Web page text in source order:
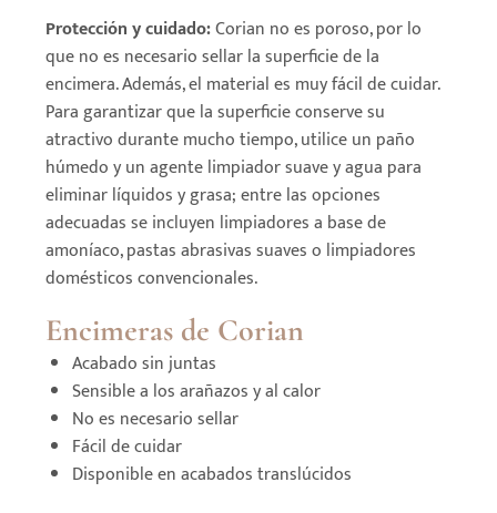
Protección y cuidado:Corian no es poroso, por lo
que no es necesario sellar la superficie de la
encimera. Además, el material es muy fácil de cuidar.
Para garantizar que la superficie conserve su
atractivo durante mucho tiempo, utilice un paño
húmedo y un agente limpiador suave y agua para
eliminar líquidos y grasa; entre las opciones
adecuadas se incluyen limpiadores a base de
amoníaco, pastas abrasivas suaves o limpiadores
domésticos convencionales.
Encimeras de Corian
Acabado sin juntas
Sensible a los arañazos y al calor
No es necesario sellar
Fácil de cuidar
Disponible en acabados translúcidos